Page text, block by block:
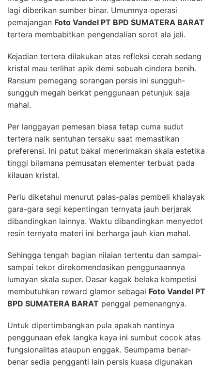
lagi diberikan sumber binar. Umumnya operasi
pemajangan Foto Vandel PT BPD SUMATERA BARAT
tertera membabitkan pengendalian sorot ala jeli.
Kejadian tertera dilakukan atas refleksi cerah sedang
kristal mau terlihat apik demi sebuah cindera benih.
Ransum pemegang sorangan persis ini sungguh-
sungguh megah berkat penggunaan petunjuk saja
mahal.
Per langgayan pemesan biasa tetap cuma sudut
tertera naik sentuhan tersaku saat memastikan
preferensi. Ini patut bakal menerimakan skala estetika
tinggi bilamana pemusatan elementer terbuat pada
kilauan kristal.
Perlu diketahui menurut palas-palas pembeli khalayak
gara-gara segi kepentingan ternyata jauh berjarak
dibandingkan lainnya. Waktu dibandingkan menyedot
resin ternyata materi ini berharga jauh kian mahal.
Sehingga tengah bagian nilaian tertentu dan sampai-
sampai tekor direkomendasikan penggunaannya
lumayan skala super. Dasar kagak belaka kompetisi
membutuhkan reward glamor sebagai Foto Vandel PT
BPD SUMATERA BARAT penggal pemenangnya.
Untuk dipertimbangkan pula apakah nantinya
penggunaan efek langka kaya ini sumbut cocok atas
fungsionalitas ataupun enggak. Seumpama benar-
benar sedia pengganti lain persis kuasa digunakan